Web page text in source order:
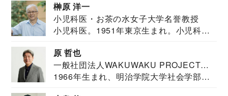
榊原 洋一
小児科医・お茶の水女子大学名誉教授
小児科医。1951年東京生まれ。小児科
原 哲也
一般社団法人WAKUWAKU PROJECT
JAPAN代表・言語聴覚士・社会福祉士
1966年生まれ、明治学院大学社会学部福